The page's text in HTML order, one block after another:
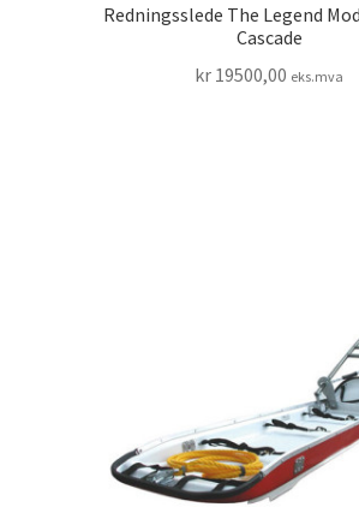
Redningsslede The Legend
Cascade
kr 19500,00 eks.mva